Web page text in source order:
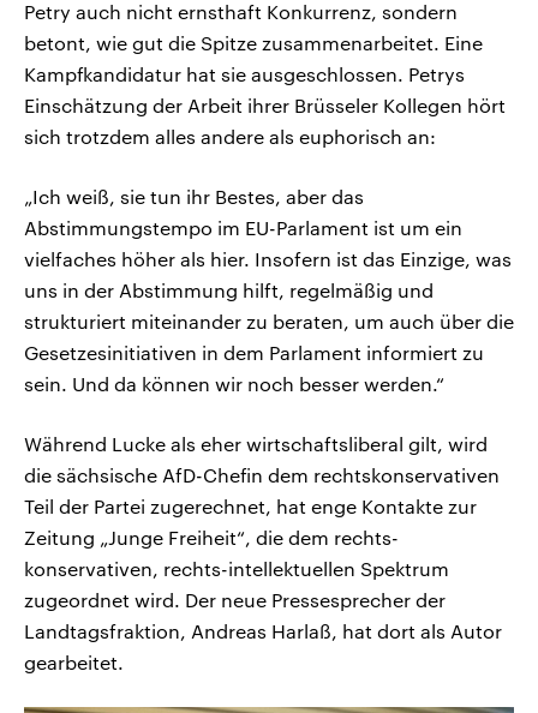
Petry auch nicht ernsthaft Konkurrenz, sondern
betont, wie gut die Spitze zusammenarbeitet. Eine
Kampfkandidatur hat sie ausgeschlossen. Petrys
Einschätzung der Arbeit ihrer Brüsseler Kollegen hört
sich trotzdem alles andere als euphorisch an:
„Ich weiß, sie tun ihr Bestes, aber das
Abstimmungstempo im EU-Parlament ist um ein
vielfaches höher als hier. Insofern ist das Einzige, was
uns in der Abstimmung hilft, regelmäßig und
strukturiert miteinander zu beraten, um auch über die
Gesetzesinitiativen in dem Parlament informiert zu
sein. Und da können wir noch besser werden.“
Während Lucke als eher wirtschaftsliberal gilt, wird
die sächsische AfD-Chefin dem rechtskonservativen
Teil der Partei zugerechnet, hat enge Kontakte zur
Zeitung „Junge Freiheit“, die dem rechts-
konservativen, rechts-intellektuellen Spektrum
zugeordnet wird. Der neue Pressesprecher der
Landtagsfraktion, Andreas Harlaß, hat dort als Autor
gearbeitet.